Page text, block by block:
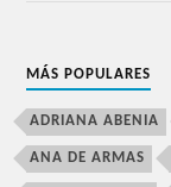
MÁS POPULARES
ADRIANA ABENIA
ANA DE ARMAS